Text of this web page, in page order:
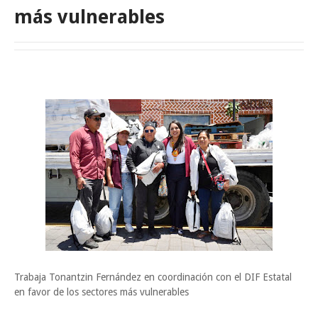
más vulnerables
Trabaja Tonantzin Fernández en coordinación con el DIF Estatal
en favor de los sectores más vulnerables